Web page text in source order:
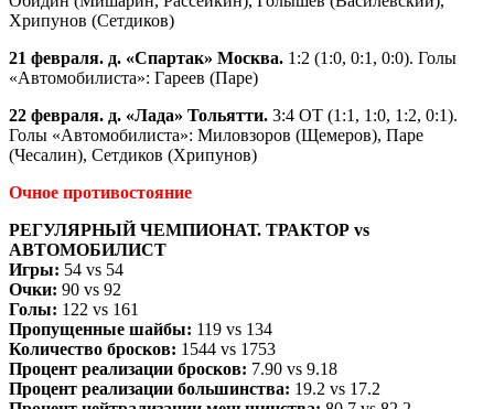
Хрипунов (Сетдиков)
21 февраля. д. «Спартак» Москва. 1:2 (1:0, 0:1, 0:0). Голы
«Автомобилиста»: Гареев (Паре)
22 февраля. д. «Лада» Тольятти. 3:4 ОТ (1:1, 1:0, 1:2, 0:1).
Голы «Автомобилиста»: Миловзоров (Щемеров), Паре
(Чесалин), Сетдиков (Хрипунов)
Очное противостояние
РЕГУЛЯРНЫЙ ЧЕМПИОНАТ. ТРАКТОР vs
АВТОМОБИЛИСТ
Игры: 54 vs 54
Очки: 90 vs 92
Голы: 122 vs 161
Пропущенные шайбы: 119 vs 134
Количество бросков: 1544 vs 1753
Процент реализации бросков: 7.90 vs 9.18
Процент реализации большинства: 19.2 vs 17.2